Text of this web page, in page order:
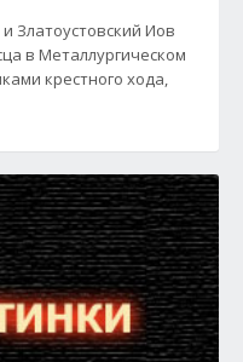
Златоустовский Иов
в Металлургическом
крестного хода,